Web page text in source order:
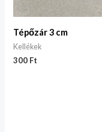
Tépőzár 3 cm
Kellékek
300 Ft